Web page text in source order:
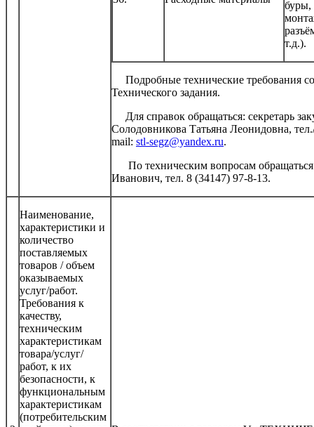
буры,
т.д.).
Подробные технические требования
Технического задания.
Для справок обращаться: секретарь
Солодовникова Татьяна Леонидовна,
mail: stl-segz@yandex.ru.
По техническим вопросам
Иванович, тел. 8 (34147) 97-8-13.
Наименование,
характеристики и
количество
поставляемых
товаров / объем
оказываемых
услуг/работ.
Требования к
качеству,
техническим
характеристикам
товара/услуг/
работ, к их
безопасности, к
функциональным
характеристикам
(потребительским